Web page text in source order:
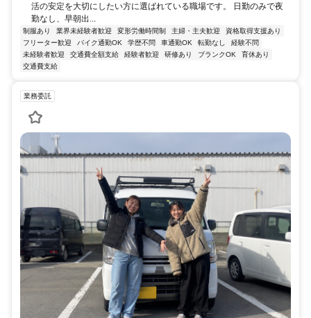
活の安定を大切にしたい方に選ばれている職場です。 日勤のみで夜
勤なし、早朝出...
制服あり 業界未経験者歓迎 変形労働時間制 主婦・主夫歓迎
資格取得支援あり
フリーター歓迎
バイク通勤OK 学歴不問 車通勤OK 転勤なし
経験不問
未経験者歓迎
交通費全額支給 経験者歓迎 研修あり ブランクOK
育休あり
交通費支給
業務委託